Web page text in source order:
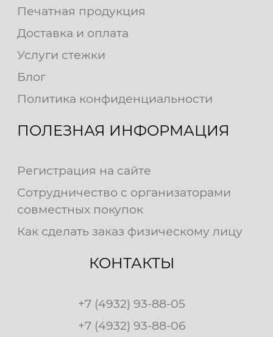
Печатная продукция
Доставка и оплата
Услуги стежки
Блог
Политика конфиденциальности
ПОЛЕЗНАЯ ИНФОРМАЦИЯ
Регистрация на сайте
Сотрудничество с организаторами
совместных покупок
Как сделать заказ физическому лицу
КОНТАКТЫ
+7 (4932) 93-88-05
+7 (4932) 93-88-06